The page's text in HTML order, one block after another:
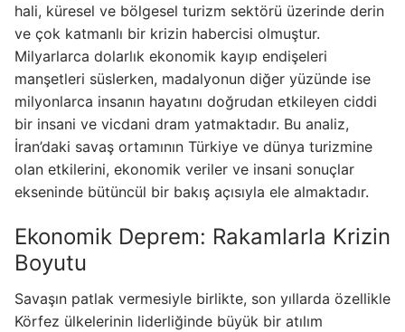
hali, küresel ve bölgesel turizm sektörü üzerinde derin
ve çok katmanlı bir krizin habercisi olmuştur.
Milyarlarca dolarlık ekonomik kayıp endişeleri
manşetleri süslerken, madalyonun diğer yüzünde ise
milyonlarca insanın hayatını doğrudan etkileyen ciddi
bir insani ve vicdani dram yatmaktadır. Bu analiz,
İran’daki savaş ortamının Türkiye ve dünya turizmine
olan etkilerini, ekonomik veriler ve insani sonuçlar
ekseninde bütüncül bir bakış açısıyla ele almaktadır.
Ekonomik Deprem: Rakamlarla Krizin
Boyutu
Savaşın patlak vermesiyle birlikte, son yıllarda özellikle
Körfez ülkelerinin liderliğinde büyük bir atılım